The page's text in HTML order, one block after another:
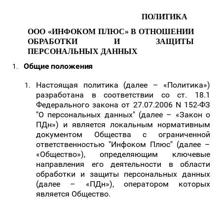
ПОЛИТИКА
ООО «ИНФОКОМ ПЛЮС» В ОТНОШЕНИИ
ОБРАБОТКИ
И
ЗАЩИТЫ
ПЕРСОНАЛЬНЫХ ДАННЫХ
Общиеположения
Настоящая политика (далее – «Политика»)
разработана в соответствии со ст. 18.1
Федерального закона от 27.07.2006 N 152-ФЗ
"О персональных данных" (далее – «Закон о
ПДн») и является локальным нормативным
документом Общества с ограниченной
ответственностью "Инфоком Плюс" (далее –
«Общество»), определяющим ключевые
направления его деятельности в
области
обработки
и защиты персональных данных
(далее – «ПДн»), оператором которых
является Общество.